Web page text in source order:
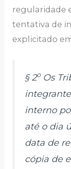
regularidade
tentativa de
explicitado
§ 2oOs
interno
até o dia
data de
cópia de